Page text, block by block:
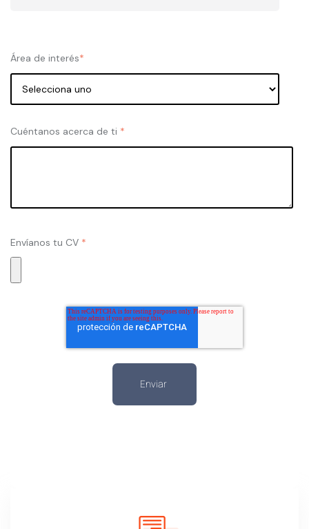
Área de interés*
Cuéntanos acerca de ti *
Envíanos tu CV *